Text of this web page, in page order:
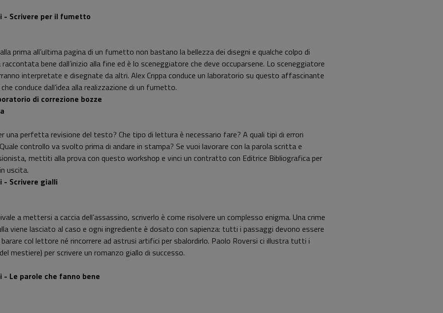
- Scrivere per il fumetto
prima all’ultima pagina di un fumetto non bastano la bellezza dei disegni e qualche colpo di
bene dall’inizio alla fine ed è lo sceneggiatore che deve occuparsene. Lo sceneggiatore
interpretate e disegnate da altri. Alex Crippa conduce un laboratorio su questo affascinante
conduce dall’idea alla realizzazione di un fumetto.
di correzione bozze
una perfetta revisione del testo? Che tipo di lettura è necessario fare? A quali tipi di errori
controllo va svolto prima di andare in stampa? Se vuoi lavorare con la parola scritta e
mettiti alla prova con questo workshop e vinci un contratto con Editrice Bibliografica per
uscita.
- Scrivere gialli
a mettersi a caccia dell’assassino, scriverlo è come risolvere un complesso enigma. Una crime
viene lasciato al caso e ogni ingrediente è dosato con sapienza: tutti i passaggi devono essere
col lettore né rincorrere ad astrusi artifici per sbalordirlo. Paolo Roversi ci illustra tutti i
mestiere) per scrivere un romanzo giallo di successo.
- Le parole che fanno bene